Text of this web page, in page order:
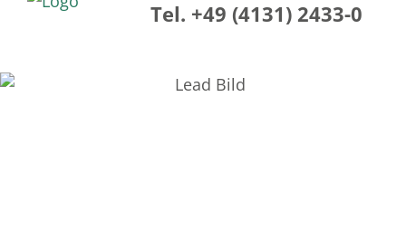
Tel. +49 (4131) 2433-0